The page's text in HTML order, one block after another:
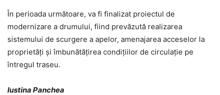
În perioada următoare, va fi finalizat proiectul de
modernizare a drumului, fiind prevăzută realizarea
sistemului de scurgere a apelor, amenajarea acceselor la
proprietăți și îmbunătățirea condițiilor de circulație pe
întregul traseu.
Iustina Panchea